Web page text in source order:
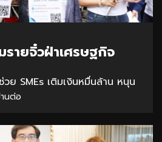
ายจิ๋วฝ่าเศรษฐกิจ
ย SMEs เติมเงินหมื่นล้าน หนุน
นต่อ